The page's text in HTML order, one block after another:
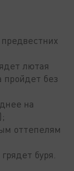
лютая
пройдет без
на
оттепелям
буря.